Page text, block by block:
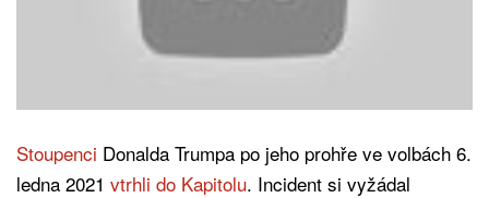
Stoupenci Donalda Trumpa po jeho prohře ve volbách 6.
ledna 2021 vtrhli do Kapitolu. Incident si vyžádal